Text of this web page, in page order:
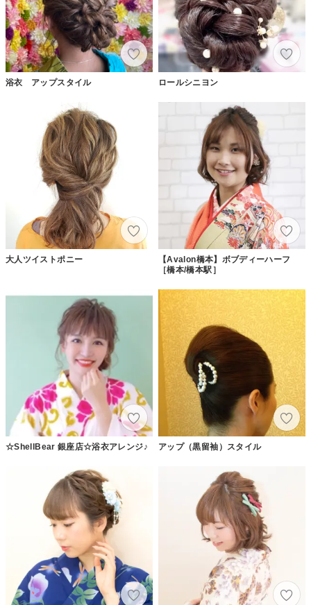
浴衣 アップスタイル ロールシニヨン
大人ツイストポニー
【Avalon橋本】ボブディーハーフ
［橋本/橋本駅］
☆ShellBear 銀座店☆浴衣アレンジ♪ アップ（黒留袖）スタイル